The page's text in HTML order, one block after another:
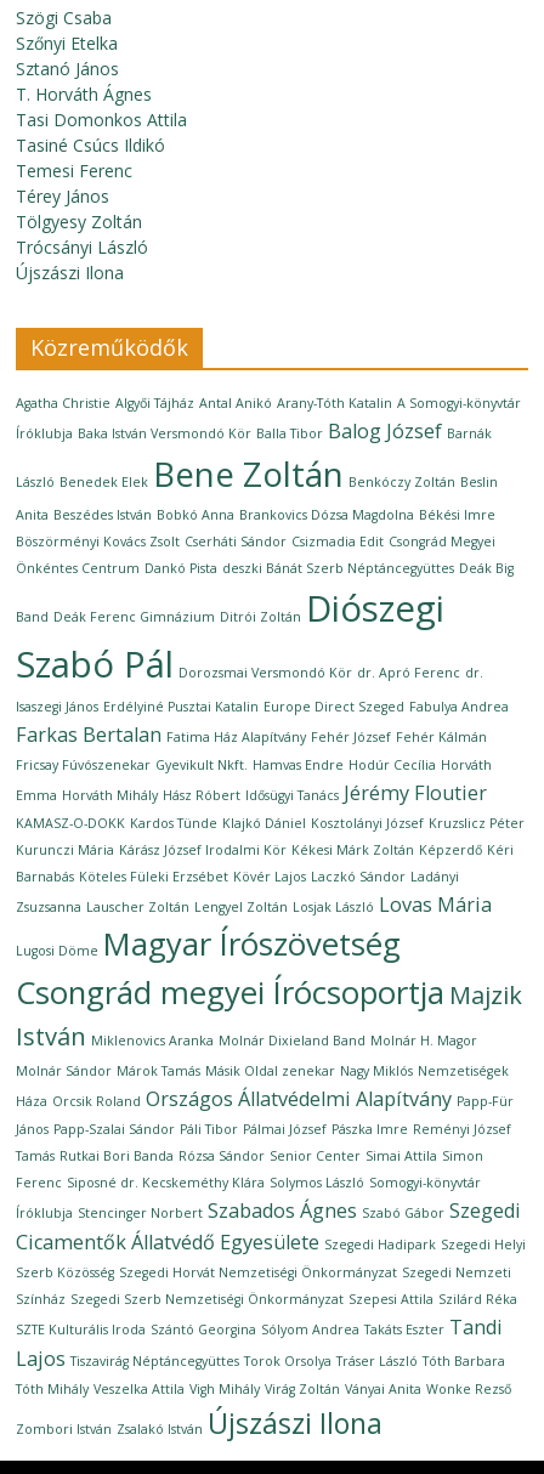
Szögi Csaba
Szőnyi Etelka
Sztanó János
T. Horváth Ágnes
Tasi Domonkos Attila
Tasiné Csúcs Ildikó
Temesi Ferenc
Térey János
Tölgyesy Zoltán
Trócsányi László
Újszászi Ilona
Közreműködők
Agatha Christie Algyői Tájház Antal Anikó Arany-Tóth Katalin A Somogyi-könyvtár
Íróklubja Baka István Versmondó Kör Balla Tibor Balog József Barnák
László Benedek Elek Bene Zoltán Benkóczy Zoltán Beslin
Anita Beszédes István Bobkó Anna Brankovics Dózsa Magdolna Békési Imre
Böszörményi Kovács Zsolt Cserháti Sándor Csizmadia Edit Csongrád Megyei
Önkéntes Centrum Dankó Pista deszki Bánát Szerb Néptáncegyüttes Deák Big
Band Deák Ferenc Gimnázium Ditrói Zoltán Diószegi
Szabó Pál Dorozsmai Versmondó Kör dr. Apró Ferenc dr.
Isaszegi János Erdélyiné Pusztai Katalin Europe Direct Szeged Fabulya Andrea
Farkas Bertalan Fatima Ház Alapítvány Fehér József Fehér Kálmán
Fricsay Fúvószenekar Gyevikult Nkft. Hamvas Endre Hodúr Cecília Horváth
Emma Horváth Mihály Hász Róbert Idősügyi Tanács Jérémy Floutier
KAMASZ-O-DOKK Kardos Tünde Klajkó Dániel Kosztolányi József Kruzslicz Péter
Kurunczi Mária Kárász József Irodalmi Kör Kékesi Márk Zoltán Képzerdő Kéri
Barnabás Köteles Füleki Erzsébet Kövér Lajos Laczkó Sándor Ladányi
Zsuzsanna Lauscher Zoltán Lengyel Zoltán Losjak László Lovas Mária
Lugosi Döme Magyar Írószövetség
Csongrád megyei Írócsoportja Majzik
István Miklenovics Aranka Molnár Dixieland Band Molnár H. Magor
Molnár Sándor Márok Tamás Másik Oldal zenekar Nagy Miklós Nemzetiségek
Háza Orcsik Roland Országos Állatvédelmi Alapítvány Papp-Für
János Papp-Szalai Sándor Páli Tibor Pálmai József Pászka Imre Reményi József
Tamás Rutkai Bori Banda Rózsa Sándor Senior Center Simai Attila Simon
Ferenc Siposné dr. Kecskeméthy Klára Solymos László Somogyi-könyvtár
Íróklubja Stencinger Norbert Szabados Ágnes Szabó Gábor Szegedi
Cicamentők Állatvédő Egyesülete Szegedi Hadipark Szegedi Helyi
Szerb Közösség Szegedi Horvát Nemzetiségi Önkormányzat Szegedi Nemzeti
Színház Szegedi Szerb Nemzetiségi Önkormányzat Szepesi Attila Szilárd Réka
SZTE Kulturális Iroda Szántó Georgina Sólyom Andrea Takáts Eszter Tandi
Lajos Tiszavirág Néptáncegyüttes Torok Orsolya Tráser László Tóth Barbara
Tóth Mihály Veszelka Attila Vigh Mihály Virág Zoltán Ványai Anita Wonke Rezső
Zombori István Zsalakó István Újszászi Ilona